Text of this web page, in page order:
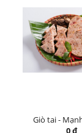
Giò tai -
0 đ